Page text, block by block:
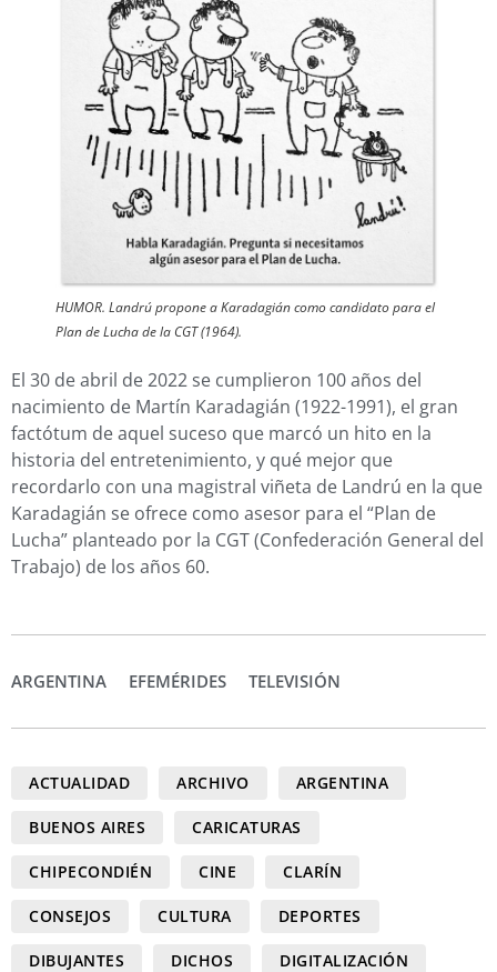
HUMOR. Landrú propone a Karadagián como candidato para el
Plan de Lucha de la CGT (1964).
El 30 de abril de 2022 se cumplieron 100 años del
nacimiento de Martín Karadagián (1922-1991), el gran
factótum de aquel suceso que marcó un hito en la
historia del entretenimiento, y qué mejor que
recordarlo con una magistral viñeta de Landrú en la que
Karadagián se ofrece como asesor para el “Plan de
Lucha” planteado por la CGT (​​Confederación General del
Trabajo) de los años 60.
ARGENTINA EFEMÉRIDES TELEVISIÓN
ACTUALIDAD ARCHIVO ARGENTINA
BUENOS AIRES CARICATURAS
CHIPECONDIÉN CINE CLARÍN
CONSEJOS CULTURA DEPORTES
DIBUJANTES DICHOS DIGITALIZACIÓN